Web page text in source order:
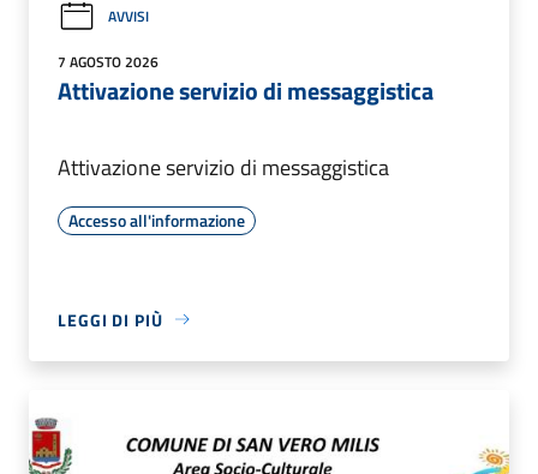
AVVISI
7 AGOSTO 2026
Attivazione servizio di messaggistica
Attivazione servizio di messaggistica
Accesso all'informazione
LEGGI DI PIÙ